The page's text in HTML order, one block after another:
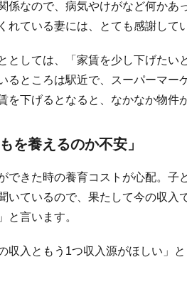
係なので、病気やけがなど何かあ
れている妻には、とても感謝して
としては、「家賃を少し下げたい
るところは駅近で、スーパーマ
を下げるとなると、なかなか物件
を養えるのか不安」
できた時の養育コストが心配。子
いているので、果たして今の収入
と言います。
収入ともう1つ収入源がほしい」と